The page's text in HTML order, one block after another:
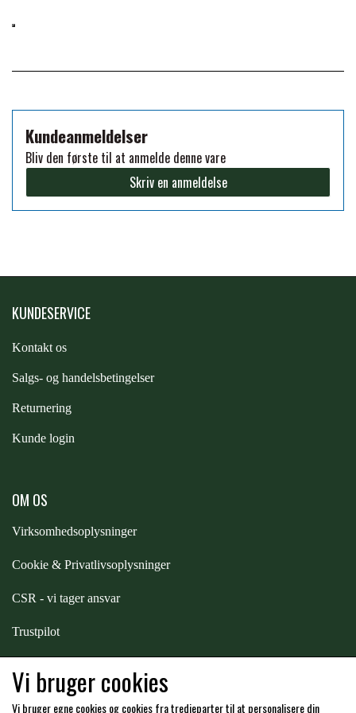
PREMIER EQUINE RYTTER
MUSTAD
NAF
PHARMACARE
STAR TACK
WALSH
Kundeanmeldelser
Bliv den første til at anmelde denne vare
Skriv en anmeldelse
KUNDESERVICE
Kontakt os
Salgs- og handelsbetingelser
Returnering
Kunde login
OM OS
Virksomhedsoplysninger
Cookie & Privatlivsoplysninger
CSR - vi tager ansvar
Trustpilot
Vi bruger cookies
Vi bruger egne cookies og cookies fra tredjeparter til at personalisere din